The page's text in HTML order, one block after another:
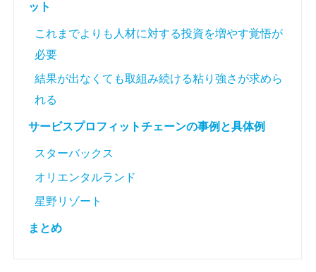
ット
これまでよりも人材に対する投資を増やす覚悟が
必要
結果が出なくても取組み続ける粘り強さが求めら
れる
サービスプロフィットチェーンの事例と具体例
スターバックス
オリエンタルランド
星野リゾート
まとめ